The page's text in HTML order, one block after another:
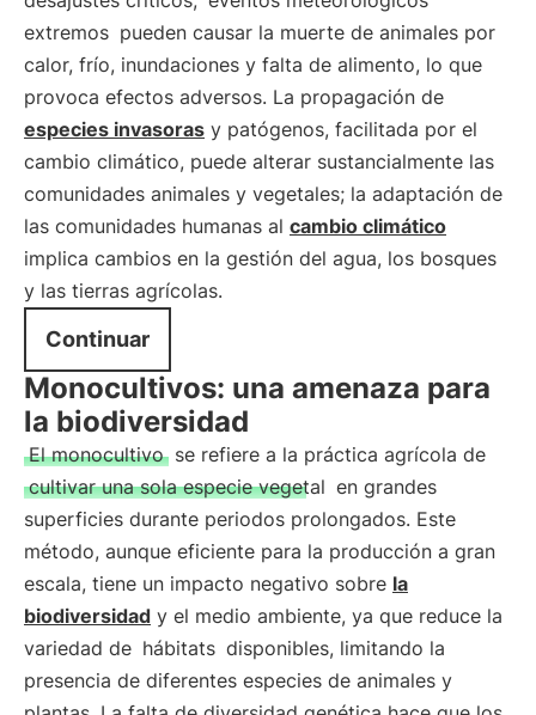
extremos pueden causar la muerte de animales por
calor, frío, inundaciones y falta de alimento, lo que
provoca efectos adversos. La propagación de
especies invasoras y patógenos, facilitada por el
cambio climático, puede alterar sustancialmente las
comunidades animales y vegetales; la adaptación de
las comunidades humanas al cambio climático
implica cambios en la gestión del agua, los bosques
y las tierras agrícolas.
Continuar
Monocultivos: una amenaza para
la biodiversidad
El monocultivo se refiere a la práctica agrícola de
cultivar una sola especie vegetal en grandes
superficies durante periodos prolongados. Este
método, aunque eficiente para la producción a gran
escala, tiene un impacto negativo sobre la
biodiversidad y el medio ambiente, ya que reduce la
variedad de hábitats disponibles, limitando la
presencia de diferentes especies de animales y